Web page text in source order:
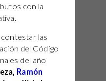
con la
las
del Código
del año
Ramón